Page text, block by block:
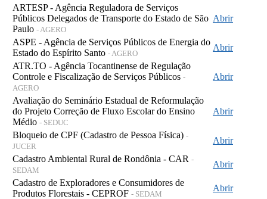
ARTESP - Agência Reguladora de Serviços
Públicos Delegados de Transporte do Estado de São
Paulo - AGERO
Abrir
ASPE - Agência de Serviços Públicos de Energia do
Estado do Espírito Santo - AGERO
Abrir
ATR.TO - Agência Tocantinense de Regulação
Controle e Fiscalização de Serviços Públicos -
AGERO
Abrir
Avaliação do Seminário Estadual de Reformulação
do Projeto Correção de Fluxo Escolar do Ensino
Médio - SEDUC
Abrir
Bloqueio de CPF (Cadastro de Pessoa Física) -
JUCER
Abrir
Cadastro Ambiental Rural de Rondônia - CAR -
SEDAM
Abrir
Cadastro de Exploradores e Consumidores de
Produtos Florestais - CEPROF - SEDAM
Abrir